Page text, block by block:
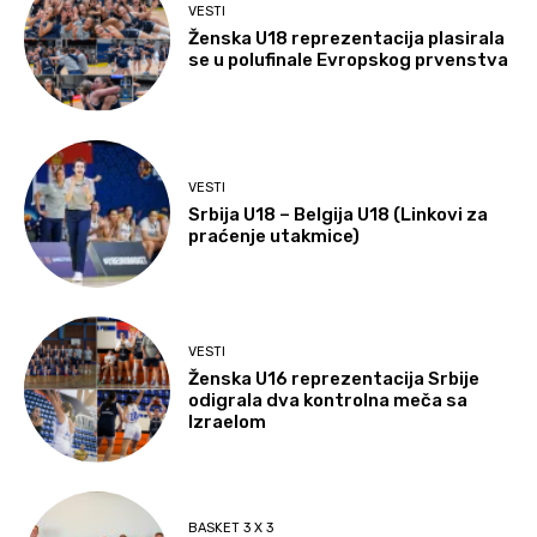
VESTI
Ženska U18 reprezentacija plasirala
se u polufinale Evropskog prvenstva
VESTI
Srbija U18 – Belgija U18 (Linkovi za
praćenje utakmice)
VESTI
Ženska U16 reprezentacija Srbije
odigrala dva kontrolna meča sa
Izraelom
BASKET 3 X 3